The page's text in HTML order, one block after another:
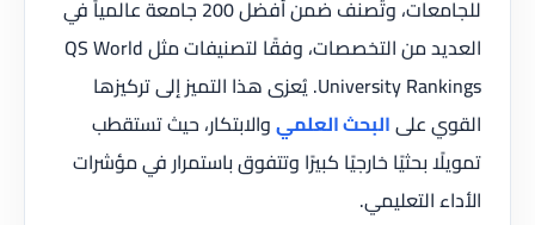
للجامعات، وتُصنف ضمن أفضل 200 جامعة عالمياً في
العديد من التخصصات، وفقًا لتصنيفات مثل QS World
University Rankings. يُعزى هذا التميز إلى تركيزها
القوي علىالبحث العلميوالابتكار، حيث تستقطب
تمويلًا بحثيًا خارجيًا كبيرًا وتتفوق باستمرار في مؤشرات
الأداء التعليمي.